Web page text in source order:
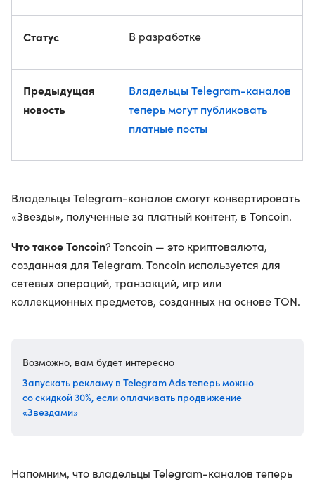
Статус В разработке
Предыдущая
новость
Владельцы Telegram-каналов
теперь могут публиковать
платные посты
Владельцы Telegram-каналов смогут конвертировать
«Звезды», полученные за платный контент, в Toncoin.
Что такое Toncoin? Toncoin — это криптовалюта,
созданная для Telegram. Toncoin используется для
сетевых операций, транзакций, игр или
коллекционных предметов, созданных на основе TON.
Возможно, вам будет интересно
Запускать рекламу в Telegram Ads теперь можно
со скидкой 30%, если оплачивать продвижение
«Звездами»
Напомним, что владельцы Telegram-каналов теперь